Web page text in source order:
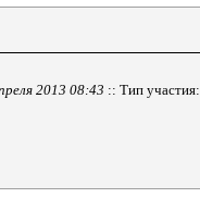
2013 08:43 :: Тип участия: